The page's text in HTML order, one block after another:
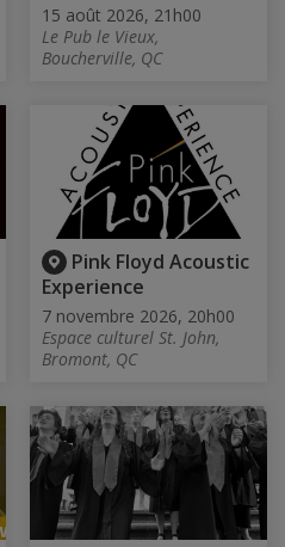
15 août 2026, 21h00
Le Pub le Vieux,
Boucherville, QC
Pink Floyd Acoustic
Experience
7 novembre 2026, 20h00
Espace culturel St. John,
Bromont, QC